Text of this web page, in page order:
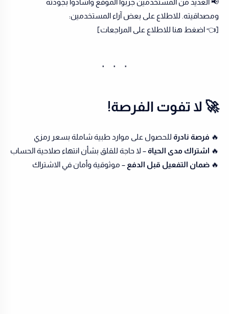
📢 العديد من المستخدمين جربوا الموقع وأشادوا بجودته
ومصداقيته. للاطلاع على بعض آراء المستخدمين:
[👈 اضغط هنا للاطلاع على المراجعات]
🚀 لا تفوت الفرصة!
🔥 فرصة نادرة للحصول على موارد طبية شاملة بسعر رمزي
🔥 اشتراك مدى الحياة– لا حاجة للقلق بشأن انتهاء صلاحية الحساب
🔥 ضمان التفعيل قبل الدفع – موثوقية وأمان في الاشتراك